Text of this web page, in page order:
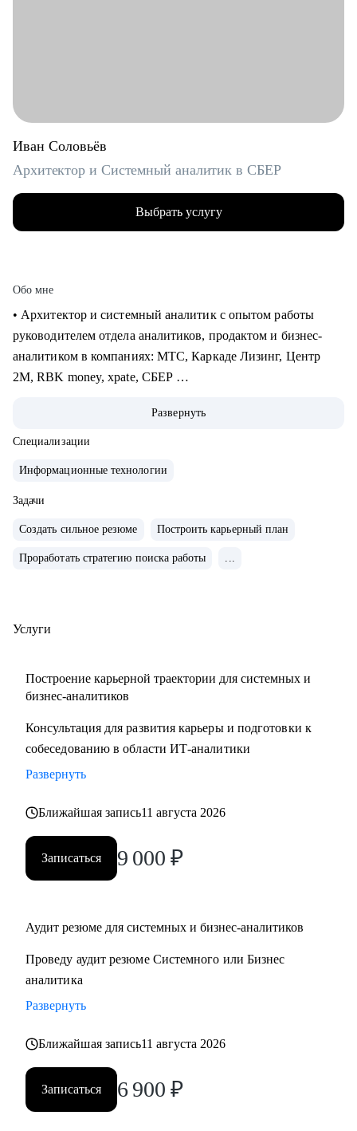
Иван Соловьёв
Архитектор и Системный аналитик в СБЕР
Выбрать услугу
Обо мне
• Архитектор и системный аналитик с опытом работы
руководителем отдела аналитиков, продактом и бизнес-
аналитиком в компаниях: МТС, Каркаде Лизинг, Центр
2М, RBK money, xpate, СБЕР
так и на стороне ИТ разработки
• Сделал ИТ-проекты в разных сферах: банковские услуги,
управление персоналом, обслуживание оборудования,
логистика и склад.
• Спроектировал несколько систем с нуля (платежные
корпоративные системы (CRM, ERP)
• Составить план профессионального развития
• Расширить ИТ-кругозор и прокачаться по темам:
- интеграция сервисов
- проектирование API
- проектирование БД
- архитектурные паттерны
Кому могу помочь:
• Системным аналитикам
• Руководителям проектов в ИТ
Развернуть
Специализации
Информационные технологии
Задачи
Создать сильное резюме Построить карьерный план
Проработать стратегию поиска работы ...
Услуги
Построение карьерной траектории для системных и
бизнес-аналитиков
Консультация для развития карьеры и подготовки к
собеседованию в области ИТ-аналитики
Развернуть
Ближайшая запись11 августа 2026
Записаться 9 000 ₽
Аудит резюме для системных и бизнес-аналитиков
Проведу аудит резюме Системного или Бизнес
аналитика
Развернуть
Ближайшая запись11 августа 2026
Записаться 6 900 ₽